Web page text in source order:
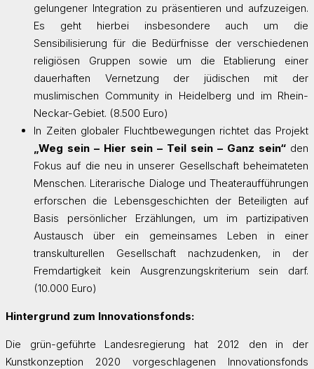
gelungener Integration zu präsentieren und aufzuzeigen.
Es geht hierbei insbesondere auch um die
Sensibilisierung für die Bedürfnisse der verschiedenen
religiösen Gruppen sowie um die Etablierung einer
dauerhaften Vernetzung der jüdischen mit der
muslimischen Community in Heidelberg und im Rhein-
Neckar-Gebiet. (8.500 Euro)
In Zeiten globaler Fluchtbewegungen richtet das Projekt
„Weg sein – Hier sein – Teil sein – Ganz sein“ den
Fokus auf die neu in unserer Gesellschaft beheimateten
Menschen. Literarische Dialoge und Theateraufführungen
erforschen die Lebensgeschichten der Beteiligten auf
Basis persönlicher Erzählungen, um im partizipativen
Austausch über ein gemeinsames Leben in einer
transkulturellen Gesellschaft nachzudenken, in der
Fremdartigkeit kein Ausgrenzungskriterium sein darf.
(10.000 Euro)
Hintergrund zum Innovationsfonds:
Die grün-geführte Landesregierung hat 2012 den in der
Kunstkonzeption 2020 vorgeschlagenen Innovationsfonds